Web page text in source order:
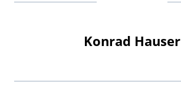
Konrad Hauser